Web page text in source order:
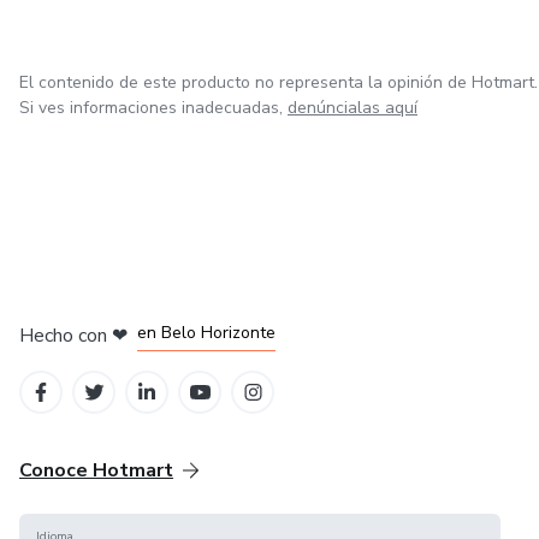
El contenido de este producto no representa la opinión de Hotmart.
Si ves informaciones inadecuadas, denúncialas aquí
Hecho con ❤ en Belo Horizonte
Conoce Hotmart